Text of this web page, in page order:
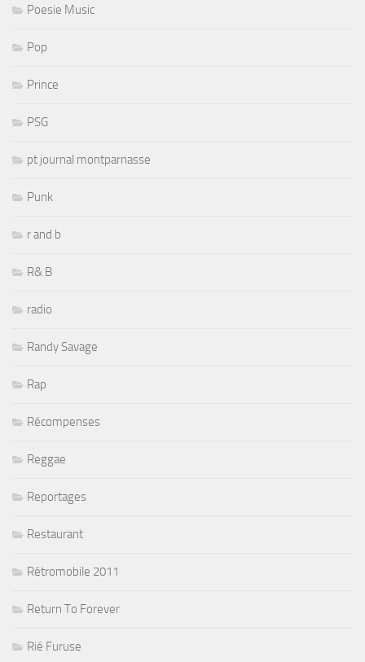
Poesie Music
Pop
Prince
PSG
pt journal montparnasse
Punk
r and b
R& B
radio
Randy Savage
Rap
Récompenses
Reggae
Reportages
Restaurant
Rétromobile 2011
Return To Forever
Rié Furuse